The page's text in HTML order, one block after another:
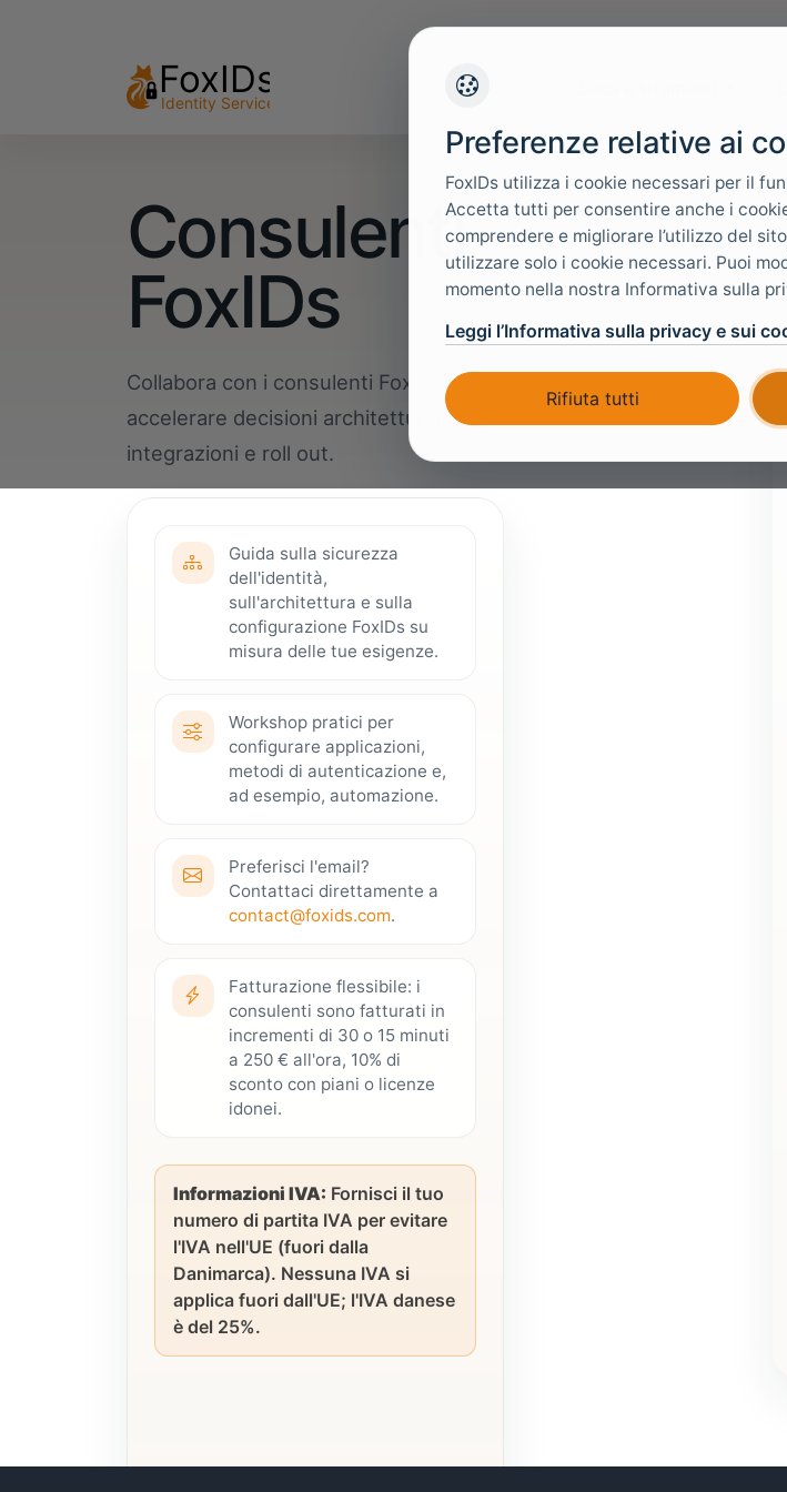
Consulenti
FoxIDs
Collabora con i consulenti FoxIDs per
accelerare decisioni architetturali,
integrazioni e roll out.
Guida sulla sicurezza
dell'identità,
sull'architettura e sulla
configurazione FoxIDs su
misura delle tue esigenze.
Workshop pratici per
configurare applicazioni,
metodi di autenticazione e,
ad esempio, automazione.
Preferisci l'email?
Contattaci direttamente a
contact@foxids.com.
Fatturazione flessibile: i
consulenti sono fatturati in
incrementi di 30 o 15 minuti
a 250 € all'ora, 10% di
sconto con piani o licenze
idonei.
Informazioni IVA: Fornisci il tuo
numero di partita IVA per evitare
l'IVA nell'UE (fuori dalla
Danimarca). Nessuna IVA si
applica fuori dall'UE; l'IVA danese
è del 25%.
Preferenze relative ai
FoxIDs utilizza i cookie necessari per il
Accetta tutti per consentire anche i
comprendere e migliorare l’utilizzo del
utilizzare solo i cookie necessari. Puoi
momento nella nostra Informativa sulla
Leggi l’Informativa sulla privacy e sui
Rifiuta tutti